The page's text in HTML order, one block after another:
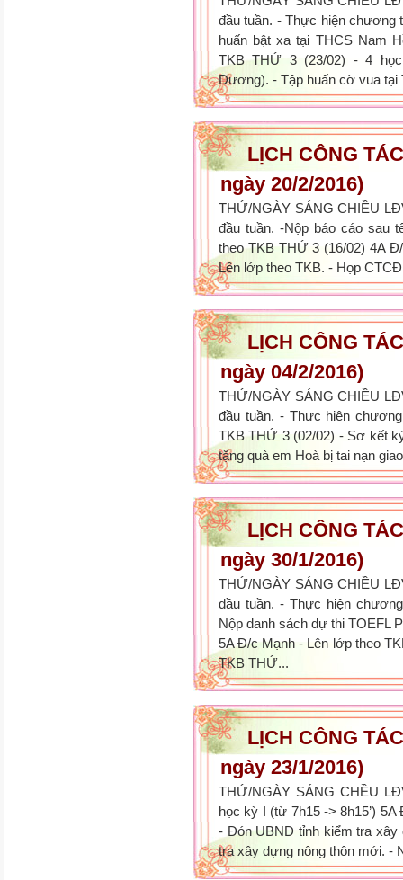
đầu tuần. - Thực hiện chương
huấn bật xa tại THCS Nam
TKB THỨ 3 (23/02) - 4
Dương). - Tập huấn cờ vua tại
LỊCH CÔNG
ngày 20/2/2016)
THỨ/NGÀY SÁNG CHIỀU
đầu tuần. -Nộp báo cáo sau
theo TKB THỨ 3 (16/02) 4A
Lên lớp theo TKB. - Họp
LỊCH CÔNG
ngày 04/2/2016)
THỨ/NGÀY SÁNG CHIỀU
đầu tuần. - Thực hiện
TKB THỨ 3 (02/02) - Sơ kết
tặng quà em Hoà bị tai nạn
LỊCH CÔNG
ngày 30/1/2016)
THỨ/NGÀY SÁNG CHIỀU
đầu tuần. - Thực hiện
Nộp danh sách dự thi TOEFL
5A Đ/c Mạnh - Lên lớp theo
TKB THỨ...
LỊCH CÔNG
ngày 23/1/2016)
THỨ/NGÀY SÁNG CHỀU
học kỳ I (từ 7h15 -> 8h15’)
- Đón UBND tỉnh kiểm tra
tra xây dựng nông thôn mới. -